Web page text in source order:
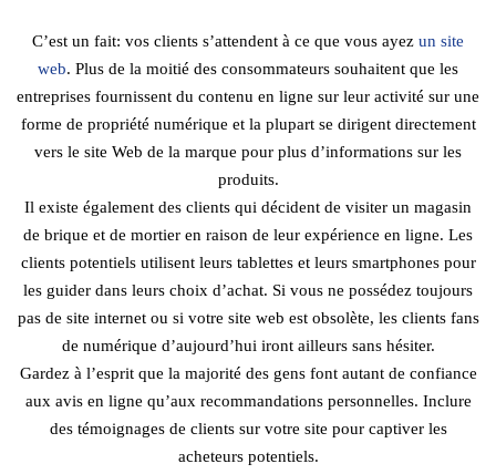
C’est un fait: vos clients s’attendent à ce que vous ayez un site
web. Plus de la moitié des consommateurs souhaitent que les
entreprises fournissent du contenu en ligne sur leur activité sur une
forme de propriété numérique et la plupart se dirigent directement
vers le site Web de la marque pour plus d’informations sur les
produits.
Il existe également des clients qui décident de visiter un magasin
de brique et de mortier en raison de leur expérience en ligne. Les
clients potentiels utilisent leurs tablettes et leurs smartphones pour
les guider dans leurs choix d’achat. Si vous ne possédez toujours
pas de site internet ou si votre site web est obsolète, les clients fans
de numérique d’aujourd’hui iront ailleurs sans hésiter.
Gardez à l’esprit que la majorité des gens font autant de confiance
aux avis en ligne qu’aux recommandations personnelles. Inclure
des témoignages de clients sur votre site pour captiver les
acheteurs potentiels.